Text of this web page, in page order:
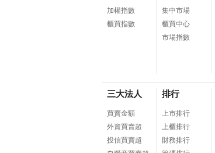
加權指數
櫃買指數
集中市場
櫃買中心
市場指數
三大法人
買賣金額
外資買賣超
投信買賣超
排行
上市排行
上櫃排行
財務排行